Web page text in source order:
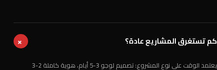
كم تستغرق المشاريع عادة؟ +
يعتمد الوقت على نوع المشروع: تصميم لوجو 3-5 أيام، هوية كاملة 2-3